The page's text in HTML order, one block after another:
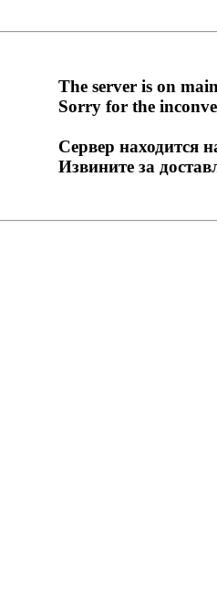
The server is on
Sorry for the
Сервер находится
Извините за